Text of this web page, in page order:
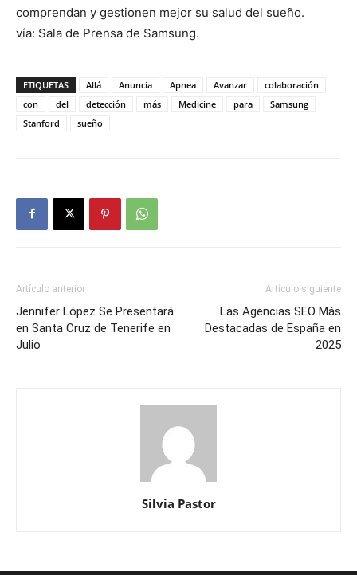
comprendan y gestionen mejor su salud del sueño.
vía: Sala de Prensa de Samsung.
ETIQUETAS Allá Anuncia Apnea Avanzar
colaboración
con
del detección más Medicine para
Samsung
Stanford
sueño
Artículo anterior
Jennifer López Se Presentará
en Santa Cruz de Tenerife en
Julio
Artículo siguiente
Las Agencias SEO Más
Destacadas de España en
2025
Silvia Pastor